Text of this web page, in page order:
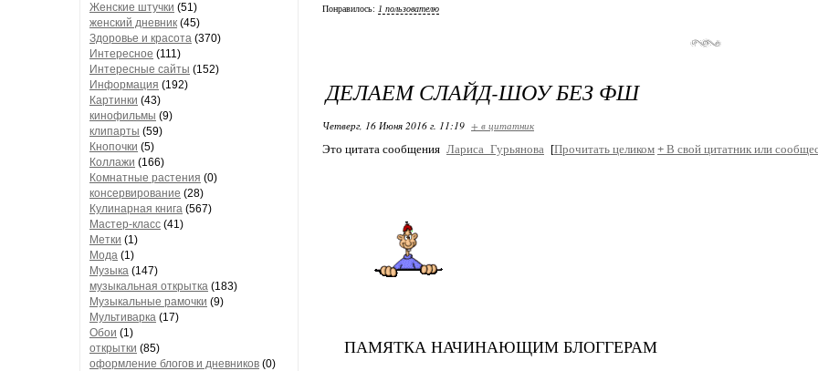
Женские штучки (51)
женский дневник (45)
Здоровье и красота (370)
Интересное (111)
Интересные сайты (152)
Информация (192)
Картинки (43)
кинофильмы (9)
клипарты (59)
Кнопочки (5)
Коллажи (166)
Комнатные растения (0)
консервирование (28)
Кулинарная книга (567)
Мастер-класс (41)
Метки (1)
Мода (1)
Музыка (147)
музыкальная открытка (183)
Музыкальные рамочки (9)
Мультиварка (17)
Обои (1)
открытки (85)
оформление блогов и дневников (0)
Понравилось: 1 пользователю
ДЕЛАЕМ СЛАЙД-ШОУ БЕЗ ФШ
Четверг, 16 Июня 2016 г. 11:19 + в цитатник
Это цитата сообщения Лариса_Гурьянова [Прочитать целиком + В свой цитатник или
ПАМЯТКА НАЧИНАЮЩИМ БЛОГГЕРАМ